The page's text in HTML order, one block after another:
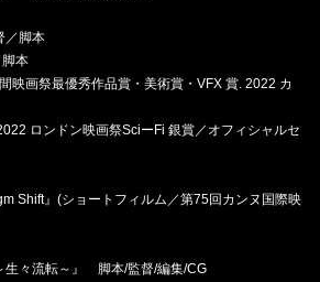
／脚本
脚本
映画祭最優秀作品賞・美術賞・VFX 賞. 2022 カ
ロンドン映画祭SciーFi 銀賞／オフィシャルセ
Shift』(ショートフィルム／第75回カンヌ国際映
生々流転～』 脚本/監督/編集/CG